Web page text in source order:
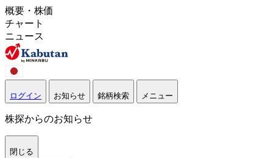
概要・株価
チャート
ニュース
ログイン お知らせ 銘柄検索 メニュー
株探からのお知らせ
閉じる